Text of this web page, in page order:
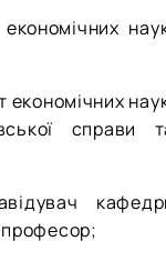
економічних
справи
професор;